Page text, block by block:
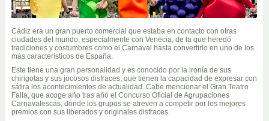
Cádiz era un gran puerto comercial que estaba en contacto con otras
ciudades del mundo, especialmente con Venecia, de la que heredó
tradiciones y costumbres como el Carnaval hasta convertirlo en uno de los
más característicos de España.
Este tiene una gran personalidad y es conocido por la ironía de sus
chirigotas y sus jocosos disfraces, que tienen la capacidad de expresar con
sátira los acontecimientos de actualidad. Cabe mencionar el Gran Teatro
Falla, que acoge año tras año el Concurso Oficial de Agrupaciones
Carnavalescas, donde los grupos se atreven a competir por los mejores
premios con sus liberados y originales disfraces.